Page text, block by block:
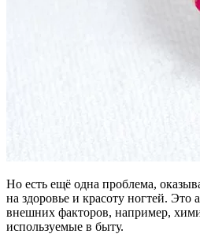
Но есть ещё одна проблема,
на здоровье и красоту ногтей. Это
внешних факторов, например,
используемые в быту.